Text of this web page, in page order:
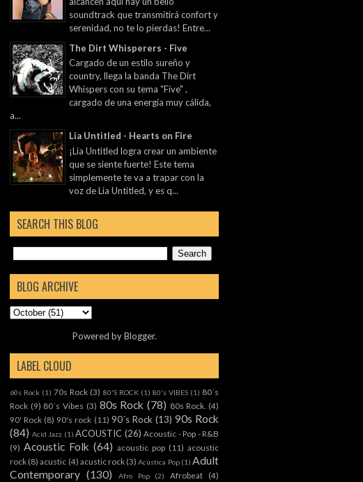
soundtrack que transmitirá confort y
serenidad, no te lo pierdas! Entre...
The Dirt Whisperers - Five
Cargado de un estilo sureño y
country, llega la banda The Dirt
Whispers con su tema "Five" ,
cargado de una energía muy cálida,
a...
Lia Untitled - Hearts on Fire
¡Lia Untitled logra crear un ambiente
que se siente fuerte! Este tema
simplemente te va a trapar con la
voz de Lia Untitled, y es q...
SEARCH THIS BLOG
BLOG ARCHIVE
Powered byBlogger.
LABEL CLOUD
60s Rock (1) 70s Rock (3) 80'S ROCK (1) 80's VIBES (1) 80´s
Rock (9) 80´s Vibes (3) 80s Rock (78) 80s Rock. (4)
90' Rock (8) 90's rock (11) 90´s Rock (13) 90s Rock
(84) Acid Jazz (1) ACOUSTIC (26) Acoustic - Pop - R&B
(9) Acoustic Folk (64) acoustic pop (11) acoustic
rock (8) acustic (4) acustic rock (3) Acústica Pop (1) Adult
Contemporary (130) Afro Pop (2) Afrobeat
(4)